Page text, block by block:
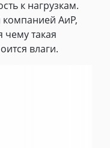
к нагрузкам.
АиР,
такая
влаги.